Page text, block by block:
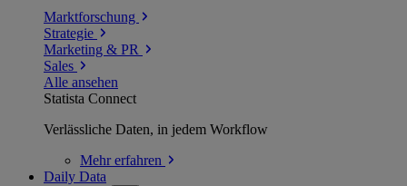
Marktforschung
Strategie
Marketing & PR
Sales
Alle ansehen
Statista Connect
Verlässliche Daten, in jedem Workflow
Mehrerfahren
Daily Data